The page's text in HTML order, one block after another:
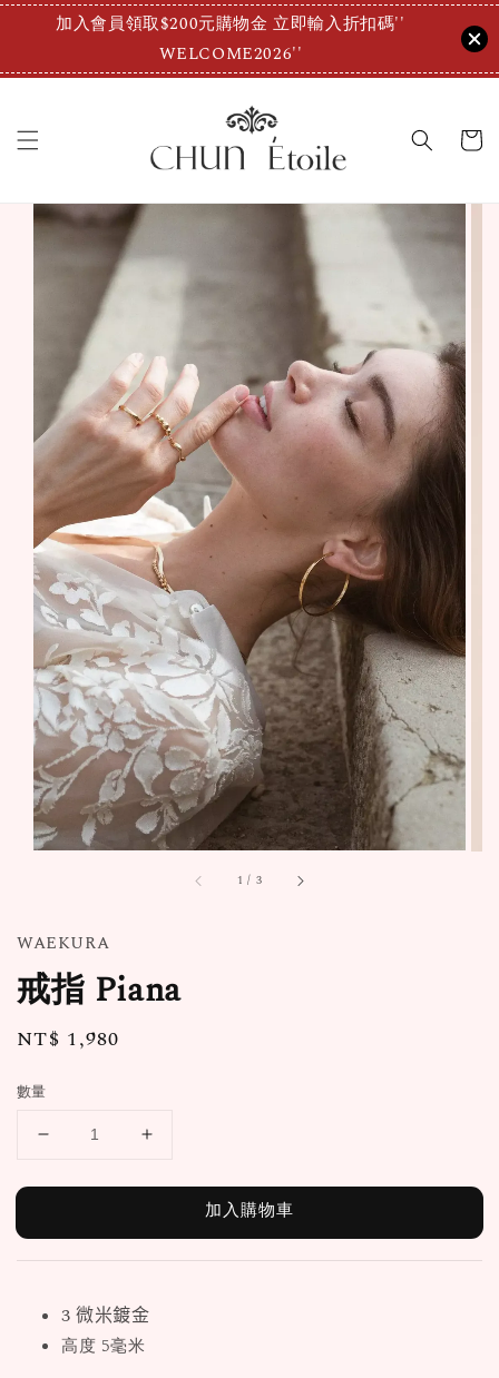
加入會員領取$200元購物金 立即輸入折扣碼''
WELCOME2026''
1 / 3
WAEKURA
戒指 Piana
Regular
NT$ 1,980
數量
加入購物車
3 微米鍍金
高度 5毫米